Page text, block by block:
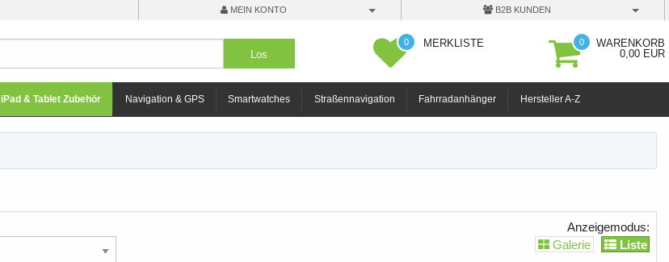
MEIN KONTO B2B KUNDEN
0 MERKLISTE 0
WARENKORB
0,00 EUR
iPad & Tablet Zubehör Navigation & GPS Smartwatches Straßennavigation Fahrradanhänger Hersteller A-Z
Anzeigemodus:
Galerie
Liste